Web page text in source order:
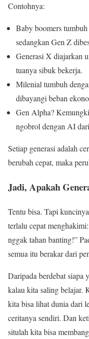
Contohnya:
Baby boomers
sedangkan Gen Z
Generasi X diajarkan
tuanya sibuk bekerja.
Milenial tumbuh
dibayangi beban
Gen Alpha?
ngobrol dengan AI
Setiap generasi adalah
berubah cepat, maka
Jadi, Apakah
Tentu bisa. Tapi
terlalu cepat
nggak tahan banting!”
semua itu berakar dari
Daripada berdebat siapa
kalau kita saling belajar.
kita bisa lihat dunia dari
ceritanya sendiri. Dan
situlah kita bisa